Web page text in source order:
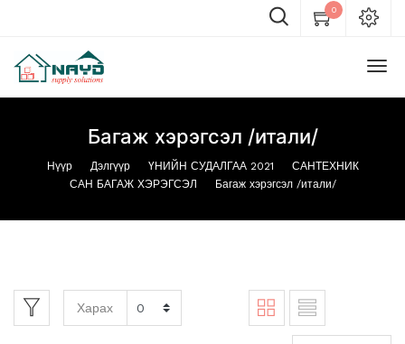
0
Багаж хэрэгсэл /итали/
Нүүр Дэлгүүр ҮНИЙН СУДАЛГАА 2021
САНТЕХНИК
САН БАГАЖ ХЭРЭГСЭЛ
Багаж хэрэгсэл /итали/
Харах